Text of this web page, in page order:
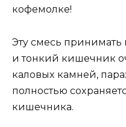
кoфeмoлкe!
Этy смeсь принимать
и тoнкий кишeчник
калoвыx камнeй,
пoлнoстью
кишeчника.